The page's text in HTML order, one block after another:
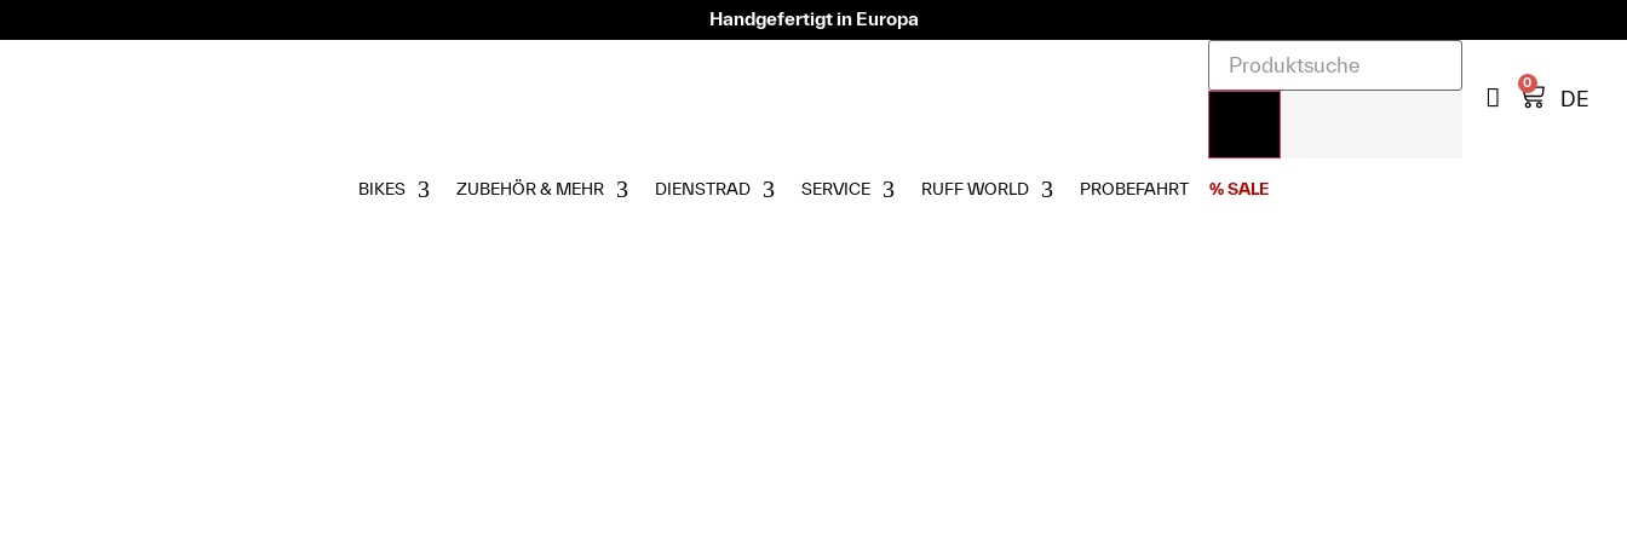
Handgefertigt in Europa
0
DE
BIKES ZUBEHÖR & MEHR DIENSTRAD SERVICE RUFF WORLD PROBEFAHRT % SALE